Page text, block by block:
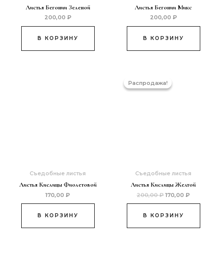
Листья Бегонии Зеленой
200,00 ₽
В КОРЗИНУ
Листья Бегонии Микс
200,00 ₽
В КОРЗИНУ
Съедобные листья
Листья Кислицы Фиолетовой
170,00 ₽
В КОРЗИНУ
Распродажа!
Распродажа!
Съедобные листья
Листья Кислицы Желтой
200,00₽
составляла
200,00 ₽.
170,00 ₽
В КОРЗИНУ